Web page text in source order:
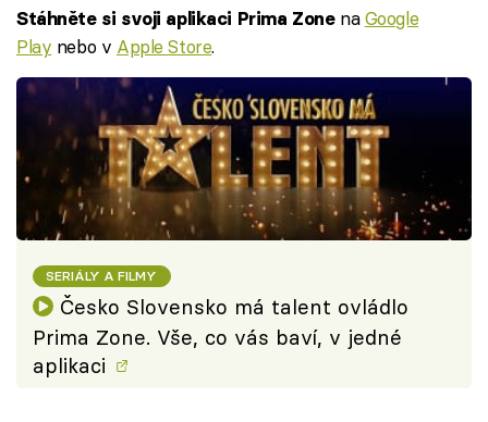
Stáhněte si svoji aplikaci Prima Zone naGoogle
Play nebo v Apple Store.
SERIÁLY A FILMY
Česko Slovensko má talent ovládlo
Prima Zone. Vše, co vás baví, v jedné
aplikaci